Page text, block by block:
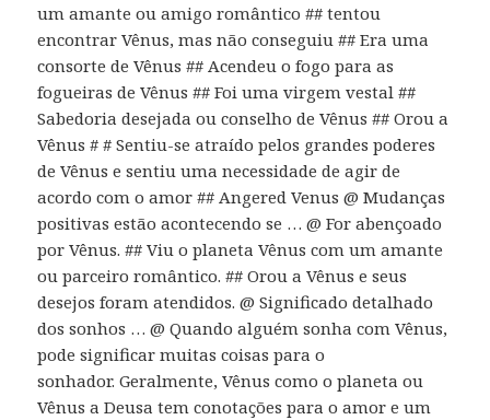
um amante ou amigo romântico ## tentou
encontrar Vênus, mas não conseguiu ## Era uma
consorte de Vênus ## Acendeu o fogo para as
fogueiras de Vênus ## Foi uma virgem vestal ##
Sabedoria desejada ou conselho de Vênus ## Orou a
Vênus # # Sentiu-se atraído pelos grandes poderes
de Vênus e sentiu uma necessidade de agir de
acordo com o amor ## Angered Venus @ Mudanças
positivas estão acontecendo se … @ For abençoado
por Vênus. ## Viu o planeta Vênus com um amante
ou parceiro romântico. ## Orou a Vênus e seus
desejos foram atendidos. @ Significado detalhado
dos sonhos … @ Quando alguém sonha com Vênus,
pode significar muitas coisas para o
sonhador. Geralmente, Vênus como o planeta ou
Vênus a Deusa tem conotações para o amor e um